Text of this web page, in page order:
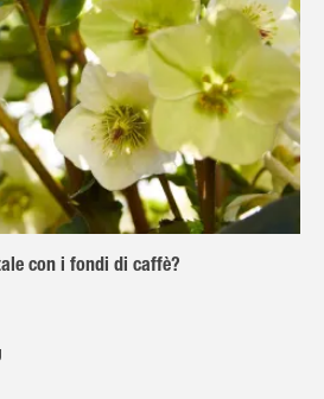
con i fondi di caffè?